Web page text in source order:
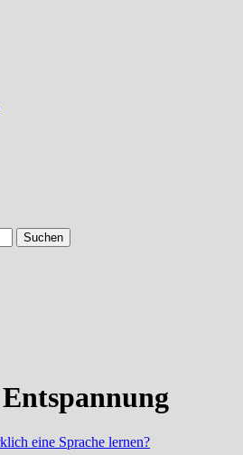
Entspannung